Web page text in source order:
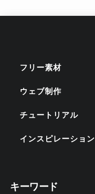
フリー素材
ウェブ制作
チュートリアル
インスピレーション
キーワード